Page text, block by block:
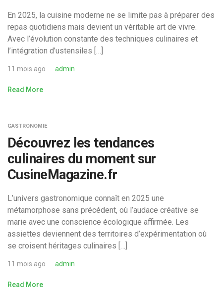
En 2025, la cuisine moderne ne se limite pas à préparer des
repas quotidiens mais devient un véritable art de vivre.
Avec l’évolution constante des techniques culinaires et
l’intégration d’ustensiles […]
11 mois ago admin
Read More
GASTRONOMIE
Découvrez les tendances
culinaires du moment sur
CusineMagazine.fr
L’univers gastronomique connaît en 2025 une
métamorphose sans précédent, où l’audace créative se
marie avec une conscience écologique affirmée. Les
assiettes deviennent des territoires d’expérimentation où
se croisent héritages culinaires […]
11 mois ago admin
Read More